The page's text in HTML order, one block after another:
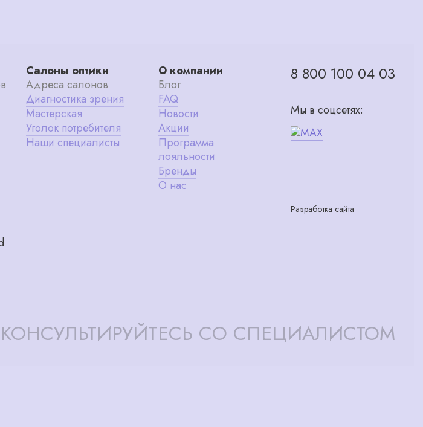
Салоны оптики
Адреса салонов
Диагностика зрения
Мастерская
Уголок потребителя
Наши специалисты
О компании
Блог
FAQ
Новости
Акции
Программа
лояльности
Бренды
О нас
8 800 100 04 03
Мы в соцсетях:
Разработка сайта
СО СПЕЦИАЛИСТОМ